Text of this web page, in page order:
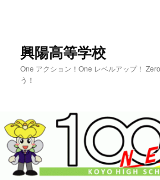
興陽高等学校
One アクション！One レベルアップ！
う！